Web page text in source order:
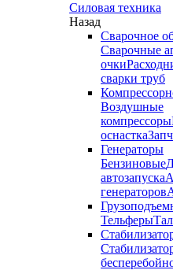
Силовая техника
Назад
Сварочное
Сварочные
очки
сварки труб
Воздушные
компрессоры
оснастка
Генераторы
Бензиновые
автозапуска
генераторов
Тельферы